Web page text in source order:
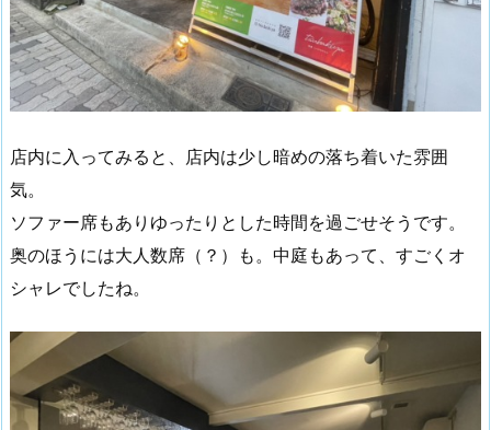
店内に入ってみると、店内は少し暗めの落ち着いた雰囲
気。
ソファー席もありゆったりとした時間を過ごせそうです。
奥のほうには大人数席（？）も。中庭もあって、すごくオ
シャレでしたね。